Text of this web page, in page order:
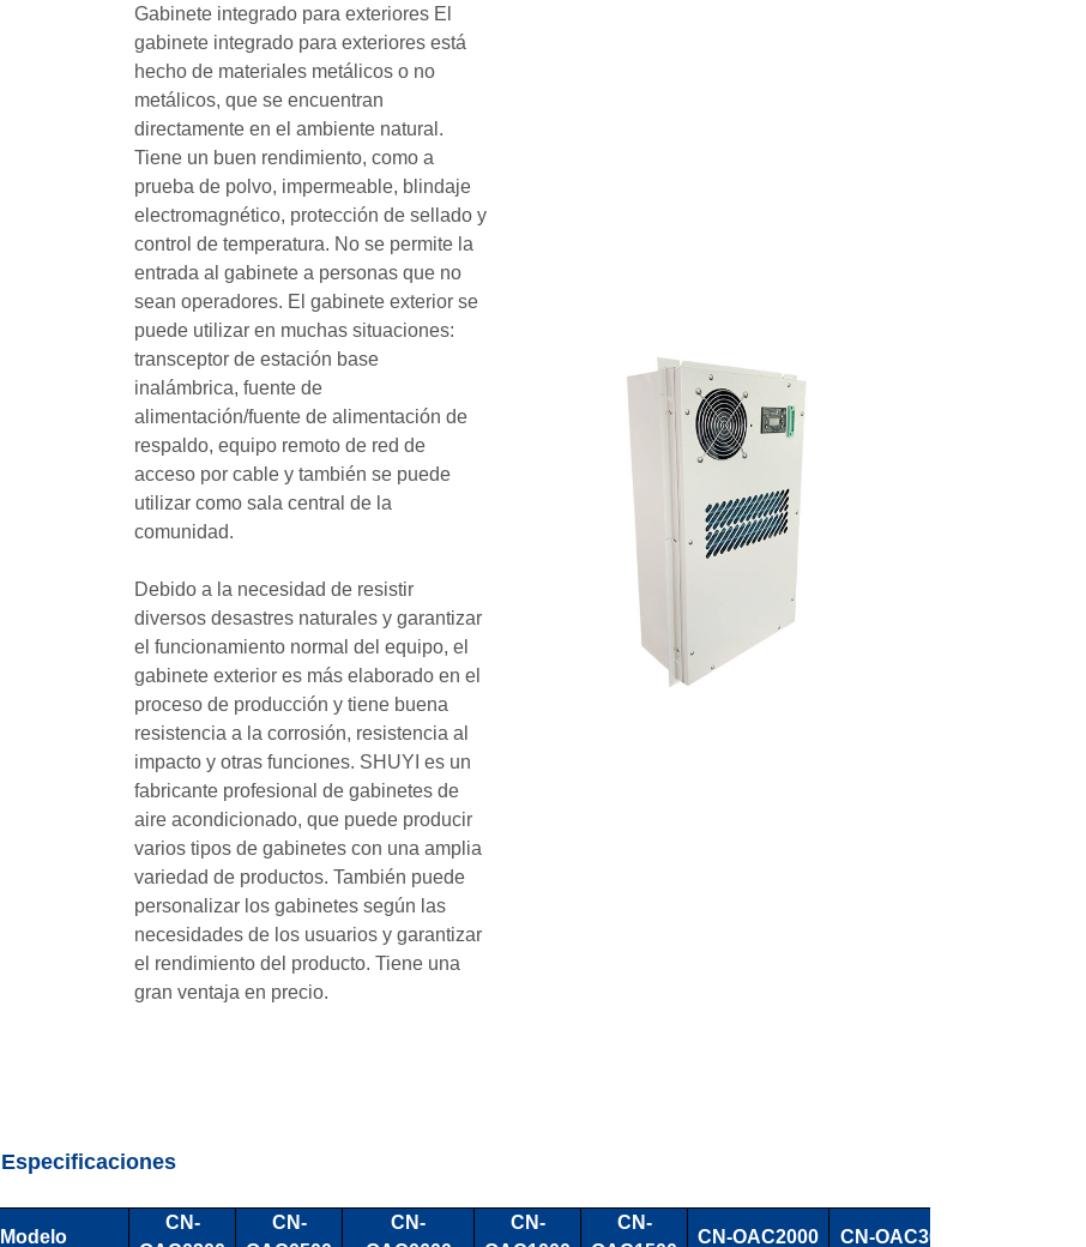
Gabinete integrado para exteriores El
gabinete integrado para exteriores está
hecho de materiales metálicos o no
metálicos, que se encuentran
directamente en el ambiente natural.
Tiene un buen rendimiento, como a
prueba de polvo, impermeable, blindaje
electromagnético, protección de sellado y
control de temperatura. No se permite la
entrada al gabinete a personas que no
sean operadores. El gabinete exterior se
puede utilizar en muchas situaciones:
transceptor de estación base
inalámbrica, fuente de
alimentación/fuente de alimentación de
respaldo, equipo remoto de red de
acceso por cable y también se puede
utilizar como sala central de la
comunidad.
Debido a la necesidad de resistir
diversos desastres naturales y garantizar
el funcionamiento normal del equipo, el
gabinete exterior es más elaborado en el
proceso de producción y tiene buena
resistencia a la corrosión, resistencia al
impacto y otras funciones. SHUYI es un
fabricante profesional de gabinetes de
aire acondicionado, que puede producir
varios tipos de gabinetes con una amplia
variedad de productos. También puede
personalizar los gabinetes según las
necesidades de los usuarios y garantizar
el rendimiento del producto. Tiene una
gran ventaja en precio.
Especificaciones
Modelo
CN-
CN-
CN-
CN-
CN-
CN-OAC2000 CN-OAC3000